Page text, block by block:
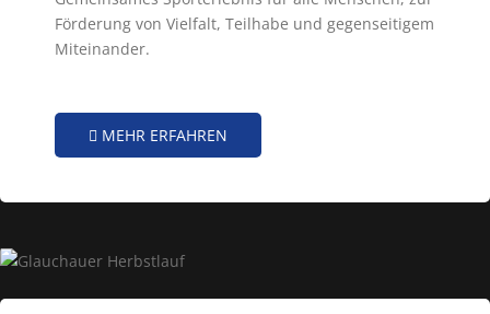
Förderung von Vielfalt, Teilhabe und gegenseitigem
Miteinander.
MEHR ERFAHREN